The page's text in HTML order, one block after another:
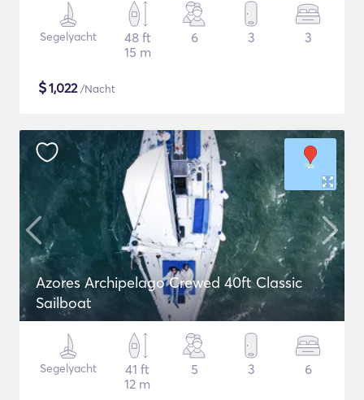
Segelyacht
48 ft
15 m
6 3 3
$1,022/Nacht
Azores Archipelago Crewed 40ft Classic
Sailboat
Segelyacht
41 ft
12 m
5 3 6